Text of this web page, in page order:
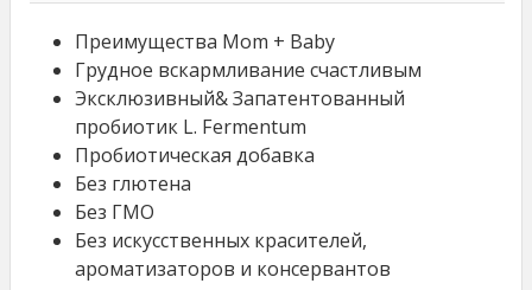
Преимущества Mom + Baby
Грудное вскармливание счастливым
Эксклюзивный& Запатентованный
пробиотик L. Fermentum
Пробиотическая добавка
Без глютена
Без ГМО
Без искусственных красителей,
ароматизаторов и консервантов